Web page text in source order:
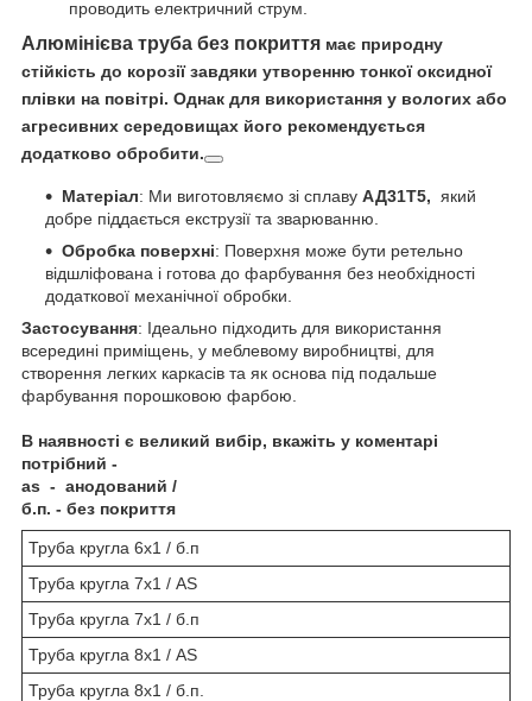
проводить електричний струм.
Алюмінієва труба без покриття має природну
стійкість до корозії завдяки утворенню тонкої оксидної
плівки на повітрі. Однак для використання у вологих або
агресивних середовищах його рекомендується
додатково обробити.
Матеріал: Ми виготовляємо зі сплаву АД31Т5, який
добре піддається екструзії та зварюванню.
Обробка поверхні: Поверхня може бути ретельно
відшліфована і готова до фарбування без необхідності
додаткової механічної обробки.
Застосування: Ідеально підходить для використання
всередині приміщень, у меблевому виробництві, для
створення легких каркасів та як основа під подальше
фарбування порошковою фарбою.
В наявності є великий вибір, вкажіть у коментарі
потрібний -
as - анодований /
б.п. - без покриття
Труба кругла 6х1 / б.п
Труба кругла 7х1 / AS
Труба кругла 7х1 / б.п
Труба кругла 8х1 / AS
Труба кругла 8х1 / б.п.